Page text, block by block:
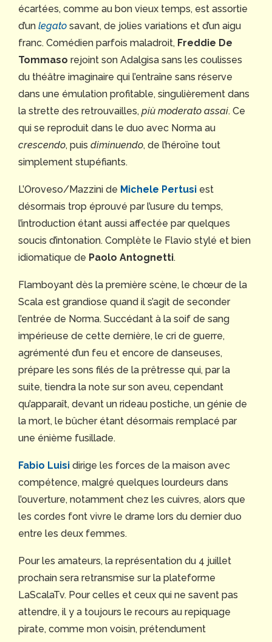
écartées, comme au bon vieux temps, est assortie
d’un legato savant, de jolies variations et d’un aigu
franc. Comédien parfois maladroit, Freddie De
Tommaso rejoint son Adalgisa sans les coulisses
du théâtre imaginaire qui l’entraîne sans réserve
dans une émulation profitable, singulièrement dans
la strette des retrouvailles, più moderato assai. Ce
qui se reproduit dans le duo avec Norma au
crescendo, puis diminuendo, de l’héroïne tout
simplement stupéfiants.
L’Oroveso/Mazzini de Michele Pertusi est
désormais trop éprouvé par l’usure du temps,
l’introduction étant aussi affectée par quelques
soucis d’intonation. Complète le Flavio stylé et bien
idiomatique de Paolo Antognetti.
Flamboyant dès la première scène, le chœur de la
Scala est grandiose quand il s’agit de seconder
l’entrée de Norma. Succédant à la soif de sang
impérieuse de cette dernière, le cri de guerre,
agrémenté d’un feu et encore de danseuses,
prépare les sons filés de la prêtresse qui, par la
suite, tiendra la note sur son aveu, cependant
qu’apparaît, devant un rideau postiche, un génie de
la mort, le bûcher étant désormais remplacé par
une énième fusillade.
Fabio Luisi dirige les forces de la maison avec
compétence, malgré quelques lourdeurs dans
l’ouverture, notamment chez les cuivres, alors que
les cordes font vivre le drame lors du dernier duo
entre les deux femmes.
Pour les amateurs, la représentation du 4 juillet
prochain sera retransmise sur la plateforme
LaScalaTv. Pour celles et ceux qui ne savent pas
attendre, il y a toujours le recours au repiquage
pirate, comme mon voisin, prétendument